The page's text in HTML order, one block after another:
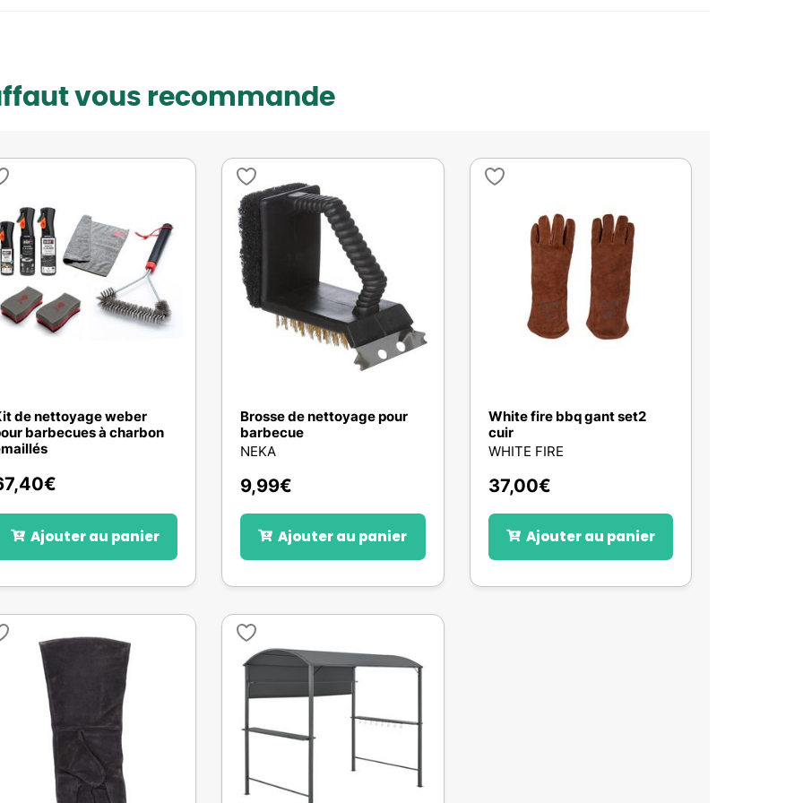
vous recommande
de nettoyage weber
barbecues à charbon
€
Ajouter au panier
Brosse de nettoyage pour
barbecue
NEKA
9,99€
Ajouter au panier
White fire bbq gant set2
cuir
WHITE FIRE
37,00€
Ajouter au panier